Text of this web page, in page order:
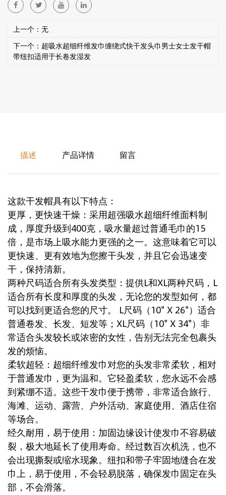
上一个：无
下一个：超吸水超细纤维发巾缠绕式快干发头巾男士女士发干帽
带纽扣适用于长卷发湿发
描述 产品详情 留言
这款干发帽具有以下特点：
更厚，更快速干燥：采用超强吸水超细纤维面料制
成，厚度升级到400克，吸水量超过普通毛巾的15
倍，是市场上吸水能力更强的之一。这意味着它可以
更快速、更有效地为您擦干头发，并且它会迅速变
干，保持清新。
两种尺码适合所有头发类型：提供L和XL两种尺码，L
适合所有长度和厚度的头发，无论您的发型如何，都
可以找到更适合您的尺寸。 L尺码（10" X 26"）适合
普通卷发、长发、短发等；XL尺码（10" X 34"）非
常适合头发较长或浓密的女性，告别无法完全包裹头
发的烦恼。
柔软超轻：超细纤维发巾对您的头发非常柔软，相对
于普通发巾，更为温和。它轻盈柔软，您永远不会感
到紧绷不适。这些干发巾便于携带，非常适合旅行、
海滩、运动、露营、户外活动、家庭使用、酒店住宿
等场合。
经久耐用，易于使用：加固边缘设计使发巾不容易破
裂，极大地延长了使用寿命。经过数百次机洗，也不
会出现撕裂或缩水现象。纽扣和带子牢固地缝合在发
巾上，易于使用，不会轻易脱落，确保发巾固定在头
部，不会滑落。